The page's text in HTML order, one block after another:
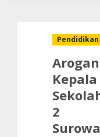
Pendidikan
Kepala
2